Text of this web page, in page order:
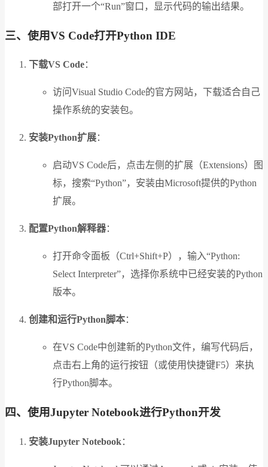
部打开一个“Run”窗口，显示代码的输出结果。
三、使用VS Code打开Python IDE
下载VS Code：
访问Visual Studio Code的官方网站，下载适合自己
操作系统的安装包。
安装Python扩展：
启动VS Code后，点击左侧的扩展（Extensions）图
标，搜索“Python”，安装由Microsoft提供的Python
扩展。
配置Python解释器：
打开命令面板（Ctrl+Shift+P），输入“Python:
Select Interpreter”，选择你系统中已经安装的Python
版本。
创建和运行Python脚本：
在VS Code中创建新的Python文件，编写代码后，
点击右上角的运行按钮（或使用快捷键F5）来执
行Python脚本。
四、使用Jupyter Notebook进行Python开发
安装Jupyter Notebook：